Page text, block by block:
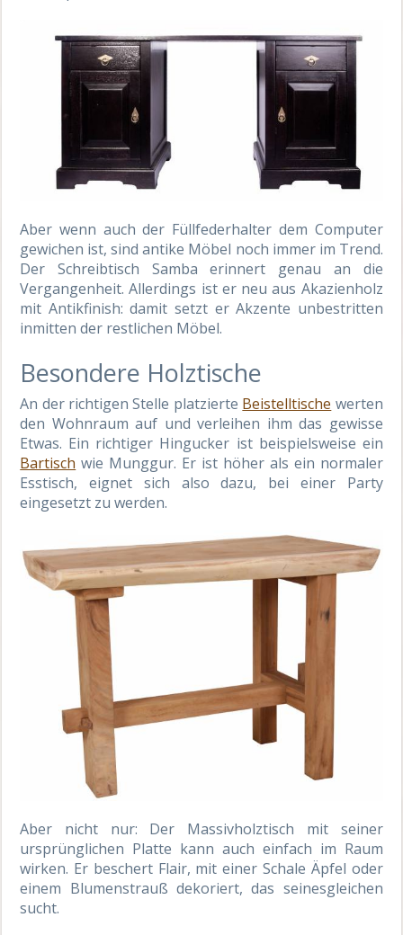
Aber wenn auch der Füllfederhalter dem Computer
gewichen ist, sind antike Möbel noch immer im Trend.
Der Schreibtisch Samba erinnert genau an die
Vergangenheit. Allerdings ist er neu aus Akazienholz
mit Antikfinish: damit setzt er Akzente unbestritten
inmitten der restlichen Möbel.
Besondere Holztische
An der richtigen Stelle platzierte Beistelltische werten
den Wohnraum auf und verleihen ihm das gewisse
Etwas. Ein richtiger Hingucker ist beispielsweise ein
Bartisch wie Munggur. Er ist höher als ein normaler
Esstisch, eignet sich also dazu, bei einer Party
eingesetzt zu werden.
Aber nicht nur: Der Massivholztisch mit seiner
ursprünglichen Platte kann auch einfach im Raum
wirken. Er beschert Flair, mit einer Schale Äpfel oder
einem Blumenstrauß dekoriert, das seinesgleichen
sucht.